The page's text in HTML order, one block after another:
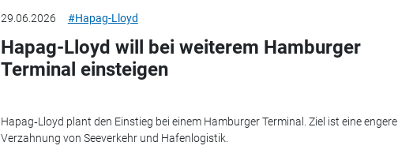
29.06.2026 #Hapag-Lloyd
Hapag-Lloyd will bei weiterem Hamburger
Terminal einsteigen
Hapag‑Lloyd plant den Einstieg bei einem Hamburger Terminal. Ziel ist eine engere
Verzahnung von Seeverkehr und Hafenlogistik.